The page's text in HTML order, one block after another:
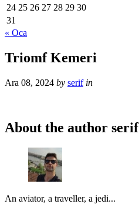
24 25 26 27 28 29 30
31
« Oca
Triomf Kemeri
Ara 08, 2024 by serif in
About the author serif
An aviator, a traveller, a jedi...